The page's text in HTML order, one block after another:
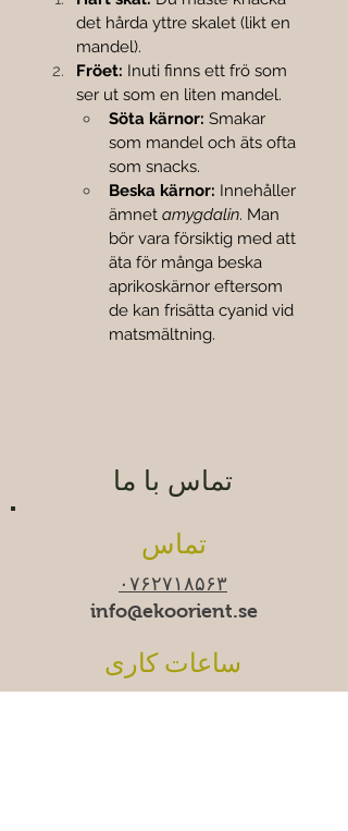
det hårda yttre skalet (likt en
mandel).
Fröet: Inuti finns ett frö som
ser ut som en liten mandel.
Söta kärnor: Smakar
som mandel och äts ofta
som snacks.
Beska kärnor: Innehåller
ämnet amygdalin. Man
bör vara försiktig med att
äta för många beska
aprikoskärnor eftersom
de kan frisätta cyanid vid
matsmältning.
تماس با ما
تماس
۰۷۶۲۷۱۸۵۶۳
info@ekoorient.se​​
ساعات کاری